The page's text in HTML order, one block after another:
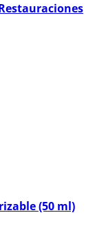
(50 ml)